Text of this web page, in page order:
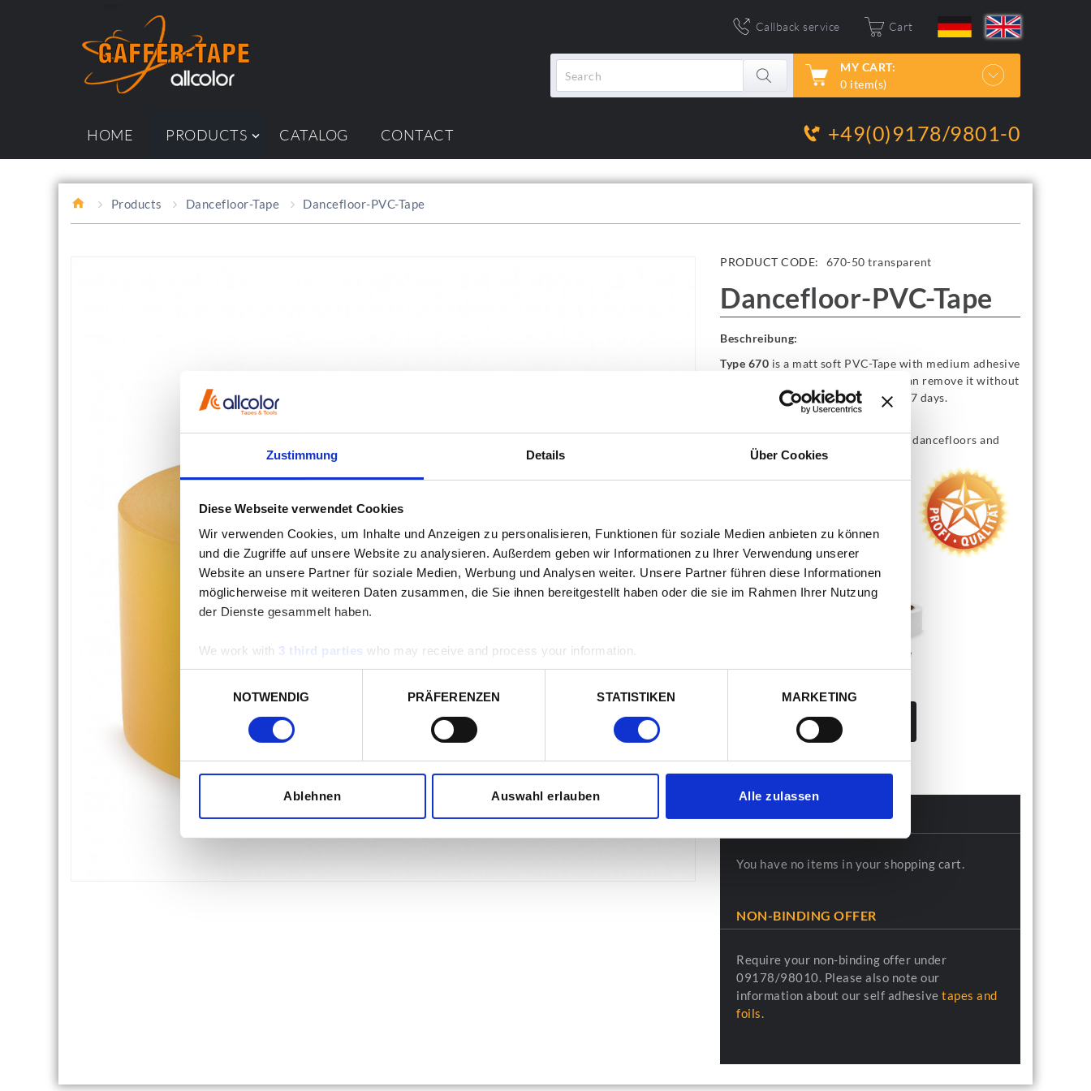
Zustimmung Details Über Cookies
Diese Webseite verwendet Cookies
Wir verwenden Cookies, um Inhalte und Anzeigen zu personalisieren, Funktionen für soziale Medien anbieten zu können
und die Zugriffe auf unsere Website zu analysieren. Außerdem geben wir Informationen zu Ihrer Verwendung unserer
Website an unsere Partner für soziale Medien, Werbung und Analysen weiter. Unsere Partner führen diese Informationen
möglicherweise mit weiteren Daten zusammen, die Sie ihnen bereitgestellt haben oder die sie im Rahmen Ihrer Nutzung
der Dienste gesammelt haben.
We work with 3 third parties who may receive and process your information.
NOTWENDIG
PRÄFERENZEN STATISTIKEN MARKETING
Ablehnen Auswahl erlauben Alle zulassen
Callback service Cart
MY CART:
0 item(s)
HOME PRODUCTS CATALOG CONTACT +49(0)9178/9801-0
Products Dancefloor-Tape Dancefloor-PVC-Tape
PRODUCT CODE: 670-50 transparent
Dancefloor-PVC-Tape
Beschreibung:
Type 670 is a matt soft PVC-Tape with medium adhesive
strength and tear resistance. You can remove it without
any residue of many surfaces up to 7 days.
The tape is specially used for fixing dancefloors and
ballettfloors.
VE: 36
Color:
white
Add to Cart
MY CART
You have no items in your shopping cart.
NON-BINDING OFFER
Require your non-binding offer under
09178/98010. Please also note our
information about our self adhesive tapes and
foils.